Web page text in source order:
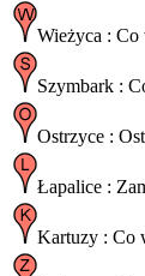
Wieżyca : Co
Szymbark :
Ostrzyce :
Łapalice :
Kartuzy : Co